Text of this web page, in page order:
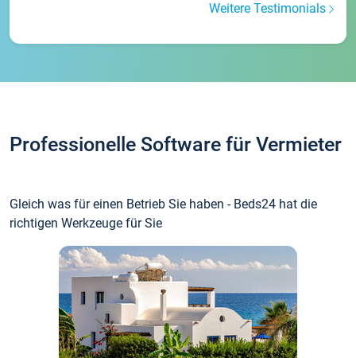
Weitere Testimonials
Professionelle Software für Vermieter
Gleich was für einen Betrieb Sie haben - Beds24 hat die
richtigen Werkzeuge für Sie